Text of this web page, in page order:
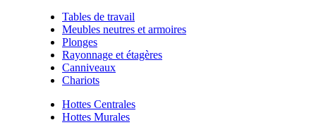
Tables de travail
Meubles neutres et armoires
Plonges
Rayonnage et étagères
Canniveaux
Chariots
Hottes Centrales
Hottes Murales